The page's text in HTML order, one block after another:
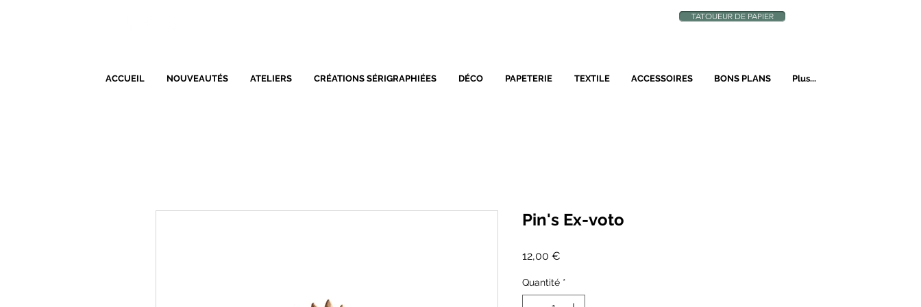
TATOUEUR DE PAPIER
ACCUEIL NOUVEAUTÉS ATELIERS CRÉATIONS SÉRIGRAPHIÉES DÉCO PAPETERIE TEXTILE ACCESSOIRES BONS PLANS Plus...
Pin's Ex-voto
12,00 €
Quantité *